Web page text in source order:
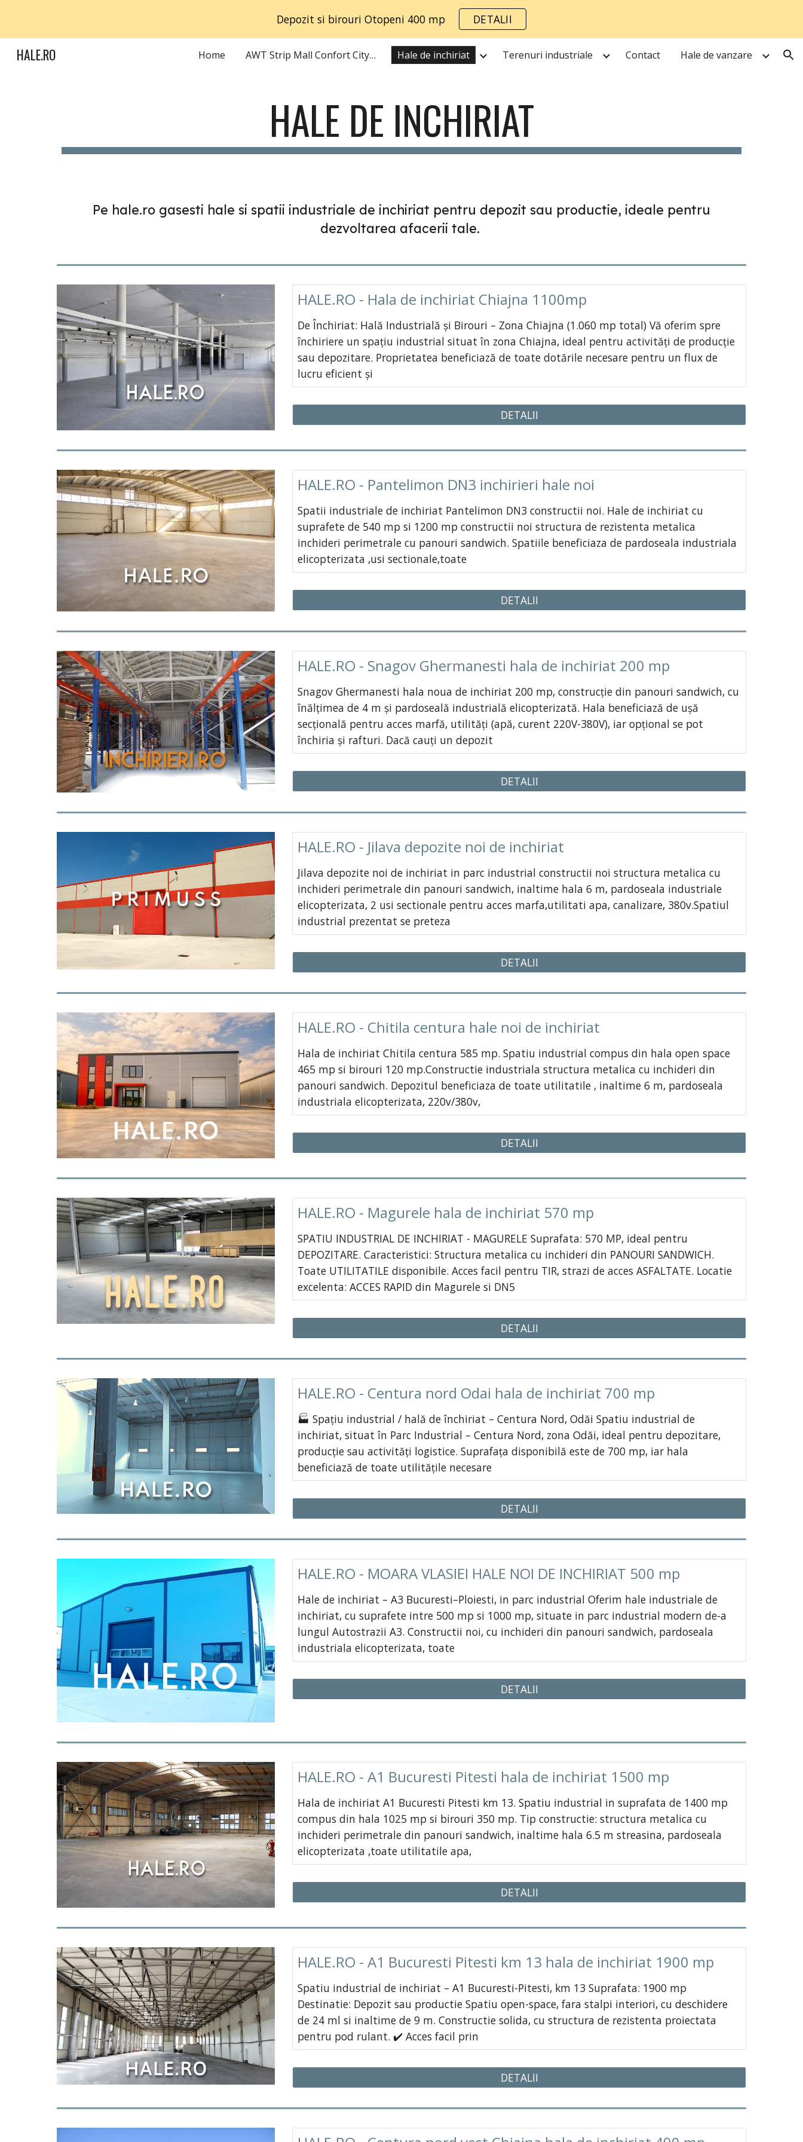
Skip to main content Skip to navigation
Depozit si birouri Otopeni 400 mp DETALII
HALE.RO Home AWT Strip Mall Confort City Popesti Hale de inchiriat Terenuri industriale Contact Hale de vanzare
HALE DE INCHIRIAT
Pe hale.ro gasesti hale si spatii industriale de inchiriat pentru depozit sau productie, ideale pentru
dezvoltarea afacerii tale.
HALE.RO - Hala de inchiriat Chiajna 1100mp
De Închiriat: Hală Industrială și Birouri – Zona Chiajna (1.060 mp total) Vă oferim spre
închiriere un spațiu industrial situat în zona Chiajna, ideal pentru activități de producție
sau depozitare. Proprietatea beneficiază de toate dotările necesare pentru un flux de
lucru eficient și
DETALII
HALE.RO - Pantelimon DN3 inchirieri hale noi
Spatii industriale de inchiriat Pantelimon DN3 constructii noi. Hale de inchiriat cu
suprafete de 540 mp si 1200 mp constructii noi structura de rezistenta metalica
inchideri perimetrale cu panouri sandwich. Spatiile beneficiaza de pardoseala industriala
elicopterizata ,usi sectionale,toate
DETALII
HALE.RO - Snagov Ghermanesti hala de inchiriat 200 mp
Snagov Ghermanesti hala noua de inchiriat 200 mp, construcție din panouri sandwich, cu
înălțimea de 4 m și pardoseală industrială elicopterizată. Hala beneficiază de ușă
secțională pentru acces marfă, utilități (apă, curent 220V-380V), iar opțional se pot
închiria și rafturi. Dacă cauți un depozit
DETALII
HALE.RO - Jilava depozite noi de inchiriat
Jilava depozite noi de inchiriat in parc industrial constructii noi structura metalica cu
inchideri perimetrale din panouri sandwich, inaltime hala 6 m, pardoseala industriale
elicopterizata, 2 usi sectionale pentru acces marfa,utilitati apa, canalizare, 380v.Spatiul
industrial prezentat se preteza
DETALII
HALE.RO - Chitila centura hale noi de inchiriat
Hala de inchiriat Chitila centura 585 mp. Spatiu industrial compus din hala open space
465 mp si birouri 120 mp.Constructie industriala structura metalica cu inchideri din
panouri sandwich. Depozitul beneficiaza de toate utilitatile , inaltime 6 m, pardoseala
industriala elicopterizata, 220v/380v,
DETALII
HALE.RO - Magurele hala de inchiriat 570 mp
SPATIU INDUSTRIAL DE INCHIRIAT - MAGURELE Suprafata: 570 MP, ideal pentru
DEPOZITARE. Caracteristici: Structura metalica cu inchideri din PANOURI SANDWICH.
Toate UTILITATILE disponibile. Acces facil pentru TIR, strazi de acces ASFALTATE. Locatie
excelenta: ACCES RAPID din Magurele si DN5
DETALII
HALE.RO - Centura nord Odai hala de inchiriat 700 mp
🏭 Spațiu industrial / hală de închiriat – Centura Nord, Odăi Spatiu industrial de
inchiriat, situat în Parc Industrial – Centura Nord, zona Odăi, ideal pentru depozitare,
producție sau activități logistice. Suprafața disponibilă este de 700 mp, iar hala
beneficiază de toate utilitățile necesare
DETALII
HALE.RO - MOARA VLASIEI HALE NOI DE INCHIRIAT 500 mp
Hale de inchiriat – A3 Bucuresti–Ploiesti, in parc industrial Oferim hale industriale de
inchiriat, cu suprafete intre 500 mp si 1000 mp, situate in parc industrial modern de-a
lungul Autostrazii A3. Constructii noi, cu inchideri din panouri sandwich, pardoseala
industriala elicopterizata, toate
DETALII
HALE.RO - A1 Bucuresti Pitesti hala de inchiriat 1500 mp
Hala de inchiriat A1 Bucuresti Pitesti km 13. Spatiu industrial in suprafata de 1400 mp
compus din hala 1025 mp si birouri 350 mp. Tip constructie: structura metalica cu
inchideri perimetrale din panouri sandwich, inaltime hala 6.5 m streasina, pardoseala
elicopterizata ,toate utilitatile apa,
DETALII
HALE.RO - A1 Bucuresti Pitesti km 13 hala de inchiriat 1900 mp
Spatiu industrial de inchiriat – A1 Bucuresti-Pitesti, km 13 Suprafata: 1900 mp
Destinatie: Depozit sau productie Spatiu open-space, fara stalpi interiori, cu deschidere
de 24 ml si inaltime de 9 m. Constructie solida, cu structura de rezistenta proiectata
pentru pod rulant. ✔️ Acces facil prin
DETALII